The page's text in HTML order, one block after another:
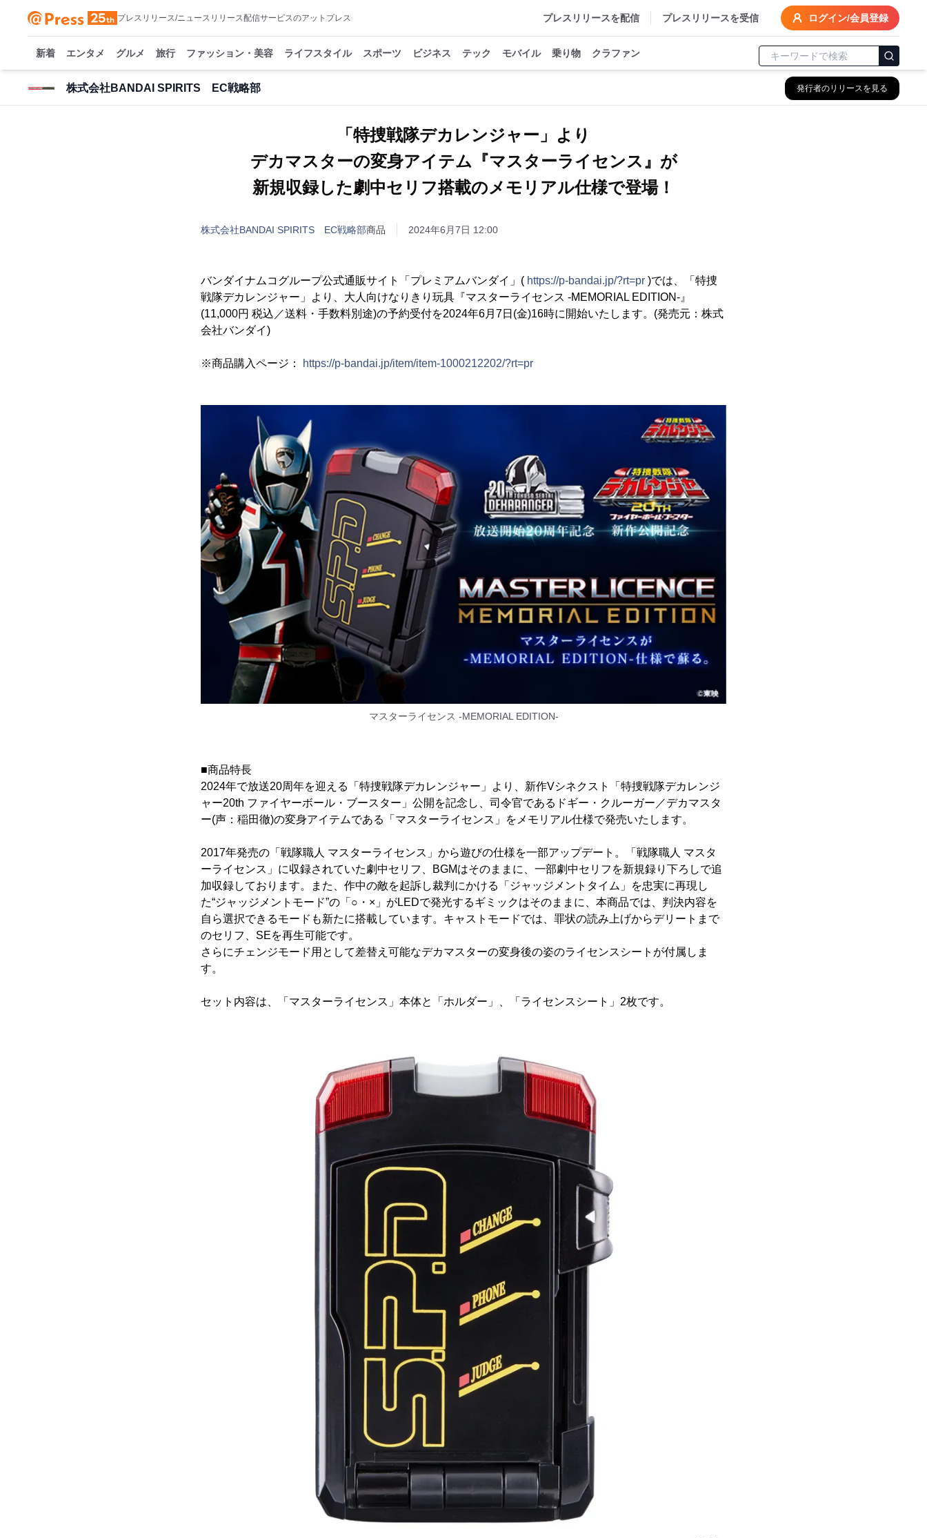
プレスリリース/ニュースリリース配信サービスのアットプレス プレスリリースを配信 プレスリリースを受信 ログイン/会員登録
新着 エンタメ グルメ 旅行 ファッション・美容 ライフスタイル スポーツ ビジネス テック モバイル 乗り物 クラファン
株式会社BANDAI SPIRITS EC戦略部 発行者のリリースを見る
「特捜戦隊デカレンジャー」より
デカマスターの変身アイテム『マスターライセンス』が
新規収録した劇中セリフ搭載のメモリアル仕様で登場！
株式会社BANDAI SPIRITS EC戦略部商品 2024年6月7日 12:00
バンダイナムコグループ公式通販サイト「プレミアムバンダイ」( https://p-bandai.jp/?rt=pr )では、「特捜
戦隊デカレンジャー」より、大人向けなりきり玩具『マスターライセンス -MEMORIAL EDITION-』
(11,000円 税込／送料・手数料別途)の予約受付を2024年6月7日(金)16時に開始いたします。(発売元：株式
会社バンダイ)
※商品購入ページ： https://p-bandai.jp/item/item-1000212202/?rt=pr
マスターライセンス -MEMORIAL EDITION-
■商品特長
2024年で放送20周年を迎える「特捜戦隊デカレンジャー」より、新作Vシネクスト「特捜戦隊デカレンジ
ャー20th ファイヤーボール・ブースター」公開を記念し、司令官であるドギー・クルーガー／デカマスタ
ー(声：稲田徹)の変身アイテムである「マスターライセンス」をメモリアル仕様で発売いたします。
2017年発売の「戦隊職人 マスターライセンス」から遊びの仕様を一部アップデート。「戦隊職人 マスタ
ーライセンス」に収録されていた劇中セリフ、BGMはそのままに、一部劇中セリフを新規録り下ろしで追
加収録しております。また、作中の敵を起訴し裁判にかける「ジャッジメントタイム」を忠実に再現し
た“ジャッジメントモード”の「○・×」がLEDで発光するギミックはそのままに、本商品では、判決内容を
自ら選択できるモードも新たに搭載しています。キャストモードでは、罪状の読み上げからデリートまで
のセリフ、SEを再生可能です。
さらにチェンジモード用として差替え可能なデカマスターの変身後の姿のライセンスシートが付属しま
す。
セット内容は、「マスターライセンス」本体と「ホルダー」、「ライセンスシート」2枚です。